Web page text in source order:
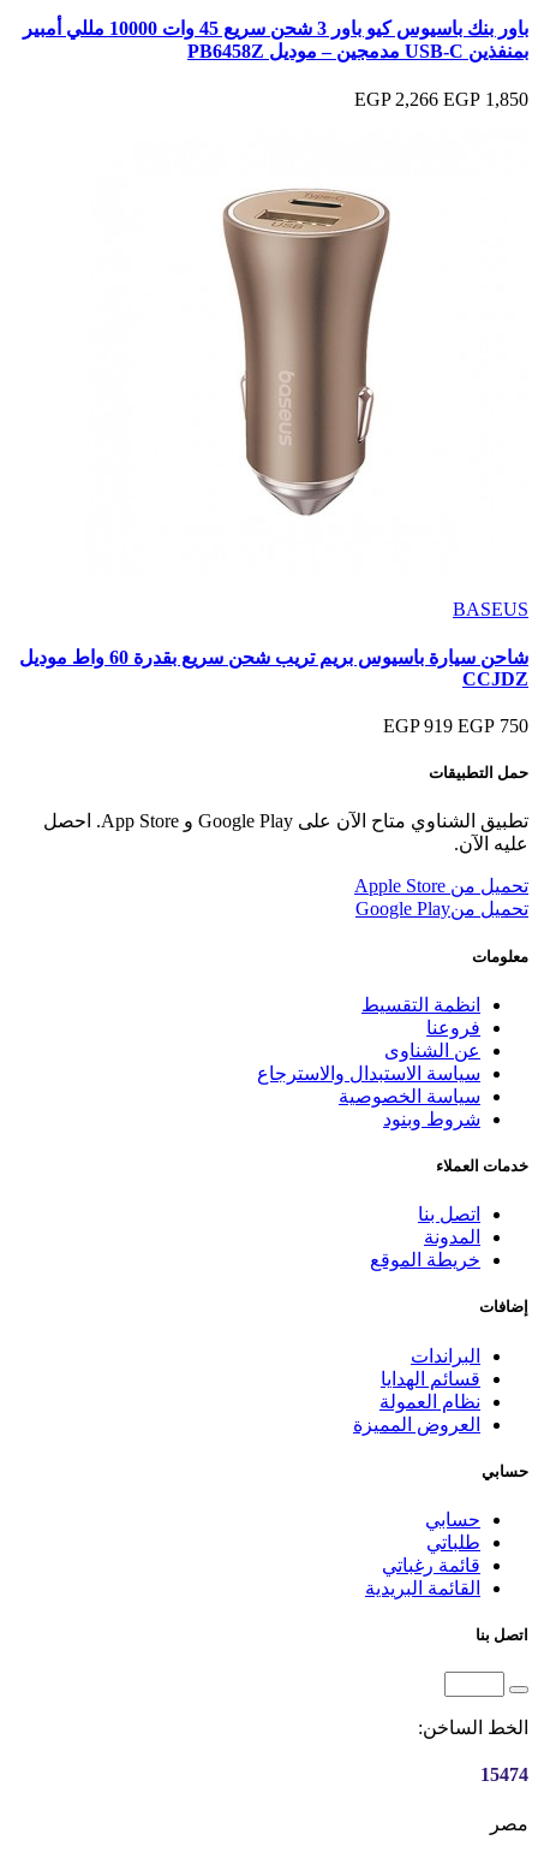
باور بنك باسيوس كيو باور 3 شحن سريع 45 وات 10000 مللي أمبير
بمنفذين USB-C مدمجين – موديل PB6458Z
1,850 EGP
2,266 EGP
BASEUS
شاحن سيارة باسيوس بريم تريب شحن سريع بقدرة 60 واط موديل
CCJDZ
750 EGP
919 EGP
حمل التطبيقات
تطبيق الشناوي متاح الآن على Google Play و App Store. احصل
عليه الآن.
تحميل من Apple Store
تحميل منGoogle Play
معلومات
انظمة التقسيط
فروعنا
عن الشناوى
سياسة الاستبدال والاسترجاع
سياسة الخصوصية
شروط وبنود
خدمات العملاء
اتصل بنا
المدونة
خريطة الموقع
إضافات
البراندات
قسائم الهدايا
نظام العمولة
العروض المميزة
حسابي
حسابي
طلباتي
قائمة رغباتي
القائمة البريدية
اتصل بنا
الخط الساخن:
15474
مصر